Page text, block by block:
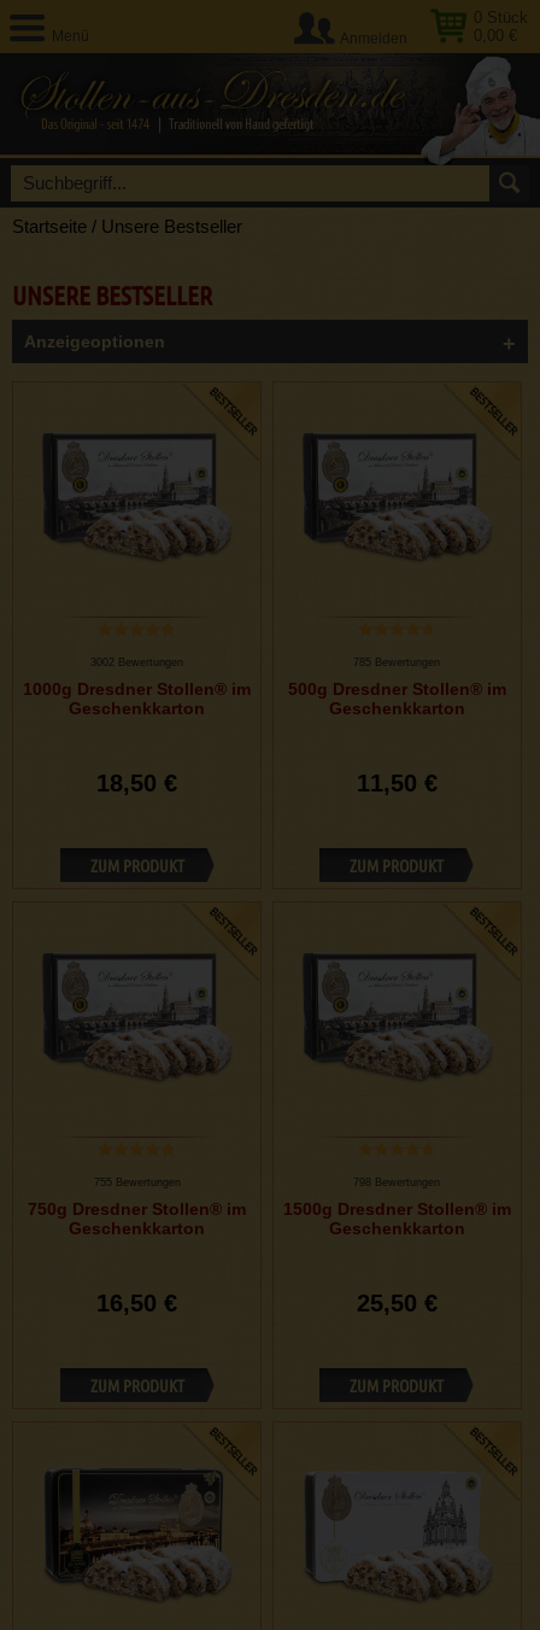
Menü
0 Stück
0,00 €
Anmelden
Startseite / Unsere Bestseller
UNSERE BESTSELLER
Anzeigeoptionen
3002 Bewertungen
1000g Dresdner Stollen® im
Geschenkkarton
18,50 €
ZUM PRODUKT
785 Bewertungen
500g Dresdner Stollen® im
Geschenkkarton
11,50 €
ZUM PRODUKT
755 Bewertungen
750g Dresdner Stollen® im
Geschenkkarton
16,50 €
ZUM PRODUKT
798 Bewertungen
1500g Dresdner Stollen® im
Geschenkkarton
25,50 €
ZUM PRODUKT